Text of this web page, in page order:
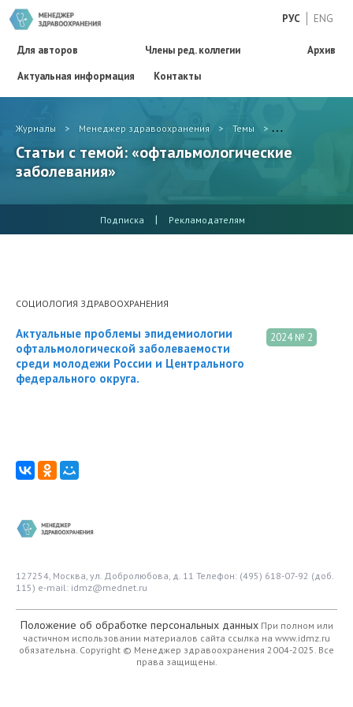
РУС ENG
Для авторов Члены ред. коллегии
Архив
Актуальная информация
Контакты
Журналы > Менеджер здравоохранения > Темы >
Статьи с темой: «офтальмологические
заболевания»
Подписка | Рекламодателям
СОЦИОЛОГИЯ ЗДРАВООХРАНЕНИЯ
2024 № 2
Актуальные проблемы эпидемиологии
офтальмологической заболеваемости
среди молодежи России и Центрального
федерального округа.
127254, Москва, ул. Добролюбова, д. 11 Телефон: (495) 618-07-92 (доб.
115) e-mail: idmz@mednet.ru
Положение об обработке персональных данныхПри полном или
частичном использовании материалов сайта ссылка на www.idmz.ru
обязательна. Copyright © Менеджер здравоохранения 2004-2025. Все
права защищены.